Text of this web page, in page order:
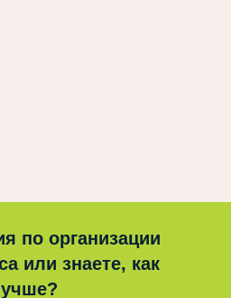
по организации
или знаете, как